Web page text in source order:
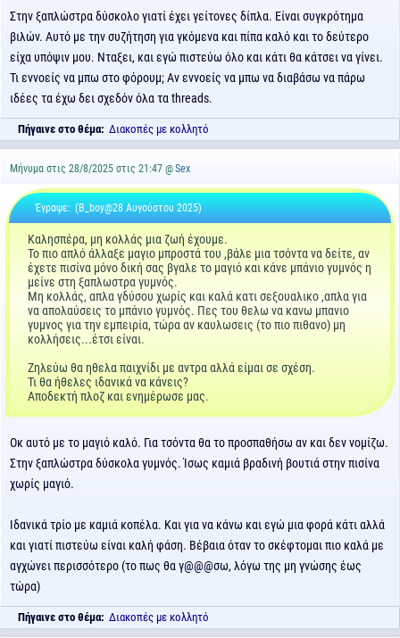
Στην ξαπλώστρα δύσκολο γιατί έχει γείτονες δίπλα. Είναι συγκρότημα
βιλών. Αυτό με την συζήτηση για γκόμενα και πίπα καλό και το δεύτερο
είχα υπόψιν μου. Νταξει, και εγώ πιστεύω όλο και κάτι θα κάτσει να γίνει.
Τι εννοείς να μπω στο φόρουμ; Αν εννοείς να μπω να διαβάσω να πάρω
ιδέες τα έχω δει σχεδόν όλα τα threads.
Πήγαινε στο θέμα: Διακοπές με κολλητό
Μήνυμα στις 28/8/2025 στις 21:47 @Sex
Έγραψε: (B_boy@28 Αυγούστου 2025)
Καλησπέρα, μη κολλάς μια ζωή έχουμε.
Το πιο απλό άλλαξε μαγιο μπροστά του ,βάλε μια τσόντα να δείτε, αν
έχετε πισίνα μόνο δική σας βγαλε το μαγιό και κάνε μπάνιο γυμνός η
μείνε στη ξαπλωστρα γυμνός.
Μη κολλάς, απλα γδύσου χωρίς και καλά κατι σεξουαλικο ,απλα για
να απολαύσεις το μπάνιο γυμνός. Πες του θελω να κανω μπανιο
γυμνος για την εμπειρία, τώρα αν καυλωσεις (το πιο πιθανο) μη
κολλήσεις...έτσι είναι.
Ζηλεύω θα ηθελα παιχνίδι με αντρα αλλά είμαι σε σχέση.
Τι θα ήθελες ιδανικά να κάνεις?
Αποδεκτή πλοζ και ενημέρωσε μας.
Οκ αυτό με το μαγιό καλό. Για τσόντα θα το προσπαθήσω αν και δεν νομίζω.
Στην ξαπλώστρα δύσκολα γυμνός. Ίσως καμιά βραδινή βουτιά στην πισίνα
χωρίς μαγιό.
Ιδανικά τρίο με καμιά κοπέλα. Και για να κάνω και εγώ μια φορά κάτι αλλά
και γιατί πιστεύω είναι καλή φάση. Βέβαια όταν το σκέφτομαι πιο καλά με
αγχώνει περισσότερο (το πως θα γ@@@σω, λόγω της μη γνώσης έως
τώρα)
Πήγαινε στο θέμα: Διακοπές με κολλητό